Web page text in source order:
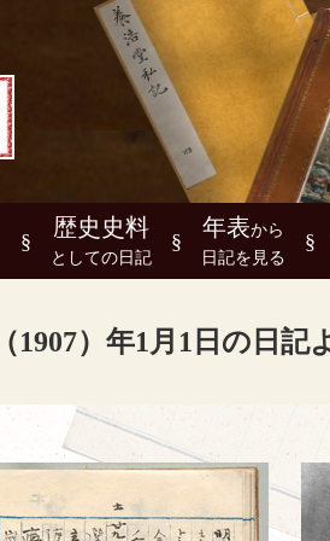
歴史史料
としての日記
年表から
日記を見る
1907）年1月1日の日記